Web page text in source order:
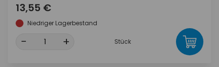
13,55 €
Niedriger Lagerbestand
- + Stück